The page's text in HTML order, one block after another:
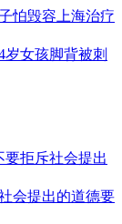
怕毁容上海治疗
女孩脚背被刺
会提出的道德要